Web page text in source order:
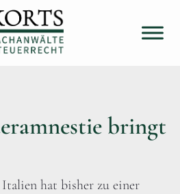
bringt
hat bisher zu einer